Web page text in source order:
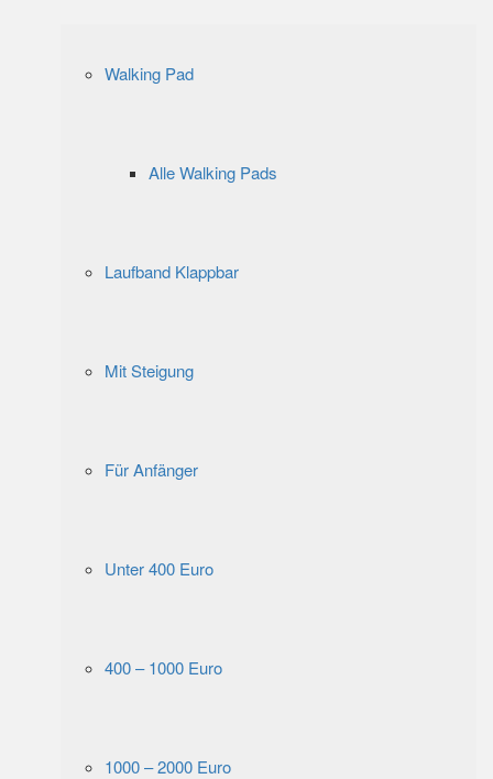
Walking Pad
Alle Walking Pads
Laufband Klappbar
Mit Steigung
Für Anfänger
Unter 400 Euro
400 – 1000 Euro
1000 – 2000 Euro